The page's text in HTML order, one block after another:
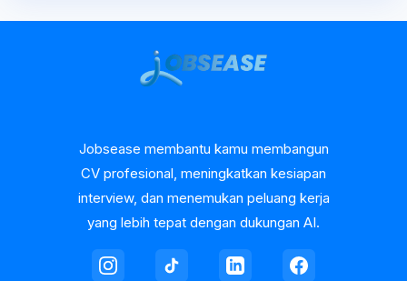
Jobsease membantu kamu membangun
CV profesional, meningkatkan kesiapan
interview, dan menemukan peluang kerja
yang lebih tepat dengan dukungan AI.